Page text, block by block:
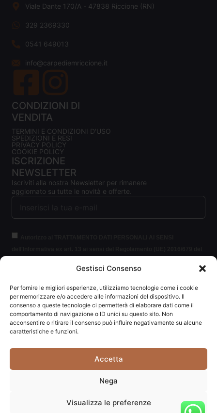
Gestisci Consenso
Per fornire le migliori esperienze, utilizziamo tecnologie come i cookie
per memorizzare e/o accedere alle informazioni del dispositivo. Il
consenso a queste tecnologie ci permetterà di elaborare dati come il
comportamento di navigazione o ID unici su questo sito. Non
acconsentire o ritirare il consenso può influire negativamente su alcune
caratteristiche e funzioni.
Accetta
Nega
Visualizza le preferenze
Viale Dante 170/A - 47838 Riccione (RN)
329 2369330
0541 649013
info@carpediemriccione.it
CONDIZIONI DI
VENDITA
TERMINI E CONDIZIONI D'USO
SPEDIZIONI E RESI
PRIVACY POLICY
COOKIE POLICY
ISCRIZIONE
NEWSLETTER
Iscriviti alla nostra Newsletter per rimanere
aggiornato su tutte le novità e offerte.
protezione delle persone fisiche con riguardo al trattamento dei dati
personali (per brevità GDPR 2016/679).
Clicca per leggere le
informazioni.
ISCRIVITI ALLA NEWSLETTER
Carpediem di Traversa Monia | P.IVA: 03415840408 | REA:
Website powered byStudio99